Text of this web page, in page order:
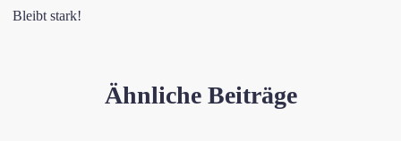
Bleibt stark!
Ähnliche Beiträge